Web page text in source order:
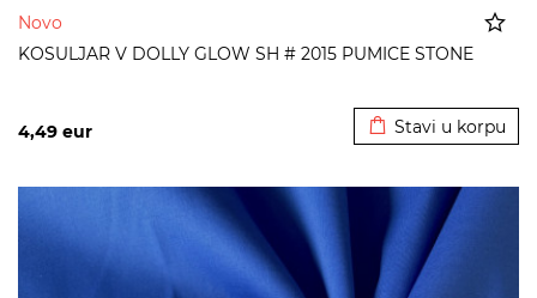
Novo
KOSULJAR V DOLLY GLOW SH # 2015 PUMICE STONE
4,49 eur Stavi u korpu